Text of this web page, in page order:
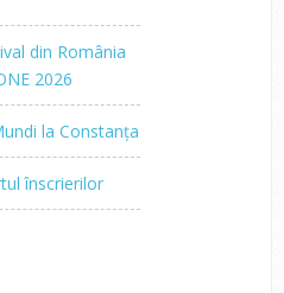
din România
2026
la Constanța
înscrierilor